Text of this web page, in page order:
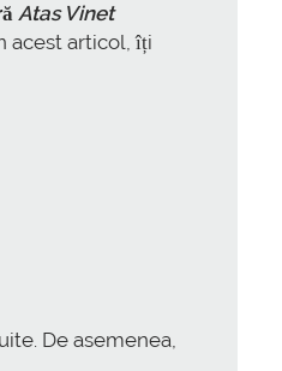
Atas Vinet
acest articol, îți
De asemenea,